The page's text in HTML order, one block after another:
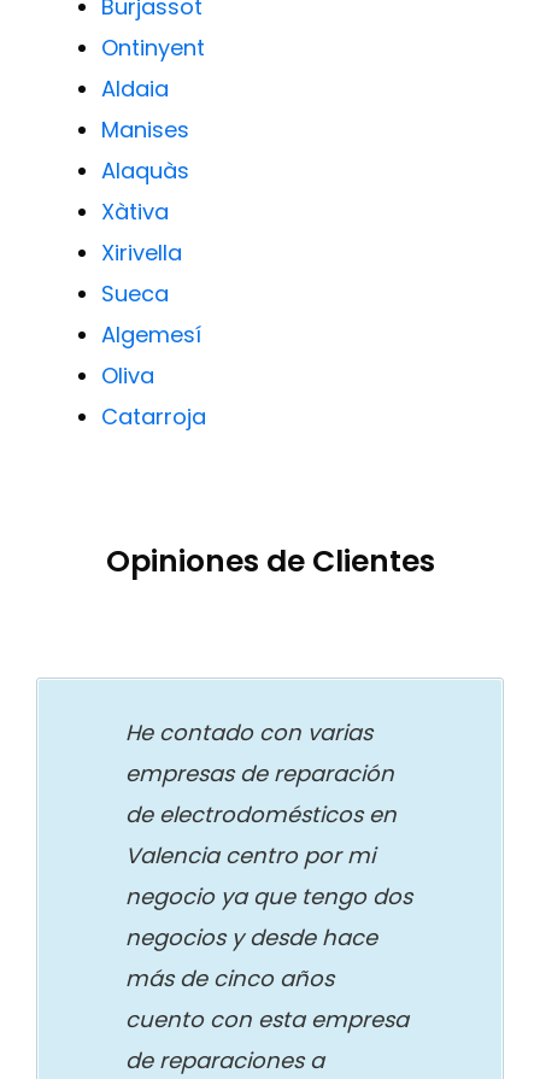
Burjassot
Ontinyent
Aldaia
Manises
Alaquàs
Xàtiva
Xirivella
Sueca
Algemesí
Oliva
Catarroja
Opiniones de Clientes
He contado con varias
empresas de reparación
de electrodomésticos en
Valencia centro por mi
negocio ya que tengo dos
negocios y desde hace
más de cinco años
cuento con esta empresa
de reparaciones a